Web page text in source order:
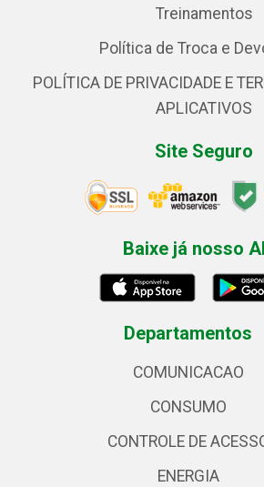
Treinamentos
Política de Troca e
POLÍTICA DE PRIVACIDADE E
APLICATIVOS
Site Seguro
Baixe já nosso
Departamentos
COMUNICACAO
CONSUMO
CONTROLE DE
ENERGIA